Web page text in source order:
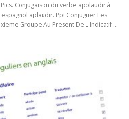
Conjugaison du verbe applaudir à
aplaudir. Ppt Conjuguer Les
Groupe Au Present De L Indicatif …